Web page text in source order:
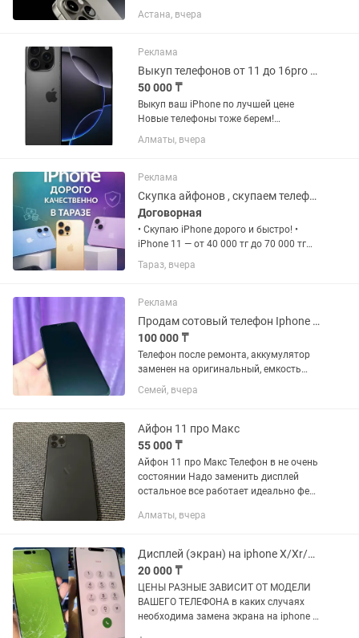
варьироваться в зависимости от
объёма памяти, состояния устройства
до 40 000 тг iPhone XR — до 40 000...
Астана, вчера
Реклама
Выкуп телефонов от 11 до 16pro max IPhone
50 000 ₸
Выкуп ваш iPhone по лучшей цене
Новые телефоны тоже берем!
Предлагать телефоны только без
ремонта Сами приедем и выкупим ваш
Алматы, вчера
Реклама
Скупка айфонов , скупаем телефоны самсунг и так далее
Договорная
• Скупаю iPhone дорого и быстро! •
iPhone 11 — от 40 000 тг до 70 000 тг
(смотря по состоянию) iPhone 12 — от
60 000 тг до 90 000 тг (смотря по
тг до 120 000...
Тараз, вчера
Реклама
Продам сотовый телефон Iphone 11 Pro Max Midnight Green 64gb, батарея 100%
100 000 ₸
Телефон после ремонта, аккумулятор
заменен на оригинальный, емкость
100%, почищены сетки на динамике.
Прослужит еще очень долго!
Семей, вчера
Айфон 11 про Макс
55 000 ₸
Айфон 11 про Макс Телефон в не очень
состоянии Надо заменить дисплей
остальное все работает идеально фейс
не большой!
Алматы, вчера
Дисплей (экран) на iphone X/Xr/11/11pro/12pro/13 pro/14 pro max/15 pro/16
20 000 ₸
ЦЕНЫ РАЗНЫЕ ЗАВИСИТ ОТ МОДЕЛИ
ВАШЕГО ТЕЛЕФОНА в каких случаях
необходима замена экрана на iphone :